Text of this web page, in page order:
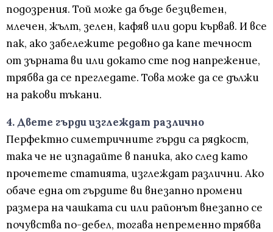
подозрения. Той може да бъде безцветен,
млечен, жълт, зелен, кафяв или дори кървав. И все
пак, ако забележите редовно да капе течност
от зърната ви или докато сте под напрежение,
трябва да се прегледате. Това може да се дължи
на ракови тъкани.
4. Двете гърди изглеждат различно
Перфектно симетричните гърди са рядкост,
така че не изпадайте в паника, ако след като
прочетете статията, изглеждат различни. Ако
обаче една от гърдите ви внезапно промени
размера на чашката си или районът внезапно се
почувства по-дебел, тогава непременно трябва